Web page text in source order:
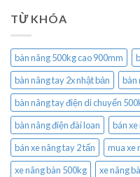
TỪ KHÓA
bàn nâng 500kg cao 900mm
bàn nâng tay 2x nhật bản
bàn
bàn nâng tay điện di chuyển
bàn nâng điện đài loan
bán xe
bán xe nâng tay 2 tấn
mua xe
xe nâng bàn 500kg
xe nâng